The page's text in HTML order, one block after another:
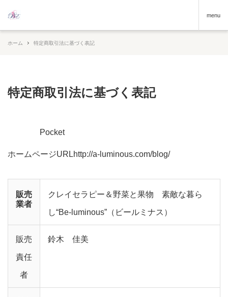
menu
ホーム 特定商取引法に基づく表記
特定商取引法に基づく表記
Pocket
ホームページURLhttp://a-luminous.com/blog/
販売
業者
クレイセラピー＆野菜と果物 素敵な暮ら
し“Be-luminous”（ビールミナス）
販売
責任
者
鈴木 佳美